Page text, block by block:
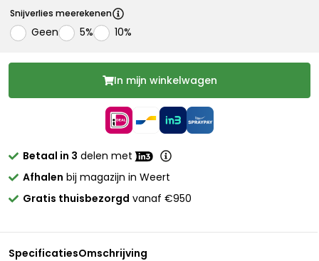
Snijverlies meerekenen
Geen 5% 10%
In mijn winkelwagen
Betaal in 3 delen met
Afhalen bij magazijn in Weert
Gratis thuisbezorgd vanaf €950
SpecificatiesOmschrijving